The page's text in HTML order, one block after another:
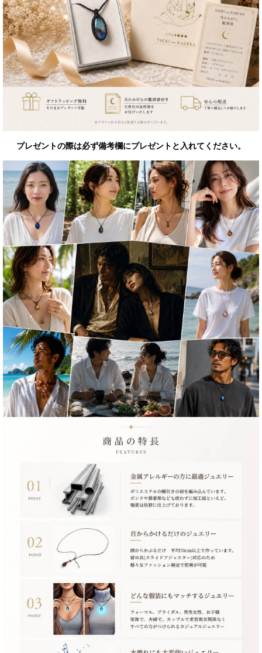
プレゼントの際は必ず備考欄にプレゼントと入れてください。